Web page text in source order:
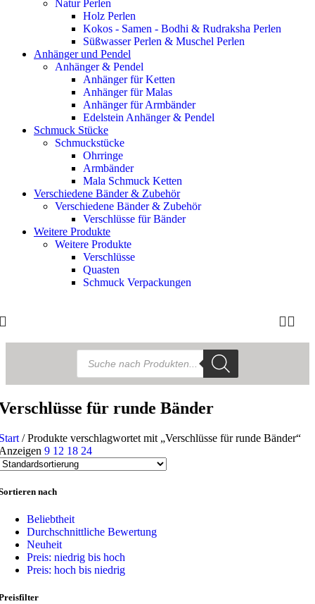
Natur Perlen
Holz Perlen
Kokos - Samen - Bodhi & Rudraksha Perlen
Süßwasser Perlen & Muschel Perlen
Anhänger und Pendel
Anhänger & Pendel
Anhänger für Ketten
Anhänger für Malas
Anhänger für Armbänder
Edelstein Anhänger & Pendel
Schmuck Stücke
Schmuckstücke
Ohrringe
Armbänder
Mala Schmuck Ketten
Verschiedene Bänder & Zubehör
Verschiedene Bänder & Zubehör
Verschlüsse für Bänder
Weitere Produkte
Weitere Produkte
Verschlüsse
Quasten
Schmuck Verpackungen
Products
search
für runde Bänder
/ Produkte verschlagwortet mit „Verschlüsse für runde Bänder“
9 12 18 24
nach
Beliebtheit
Durchschnittliche Bewertung
Neuheit
Preis: niedrig bis hoch
Preis: hoch bis niedrig